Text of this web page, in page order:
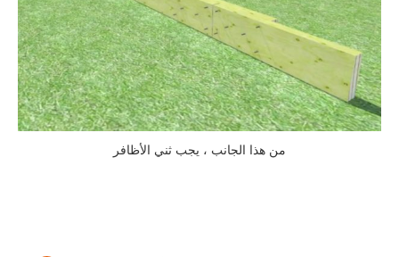
من هذا الجانب ، يجب ثني الأظافر